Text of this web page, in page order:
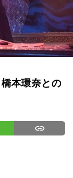
本環奈との